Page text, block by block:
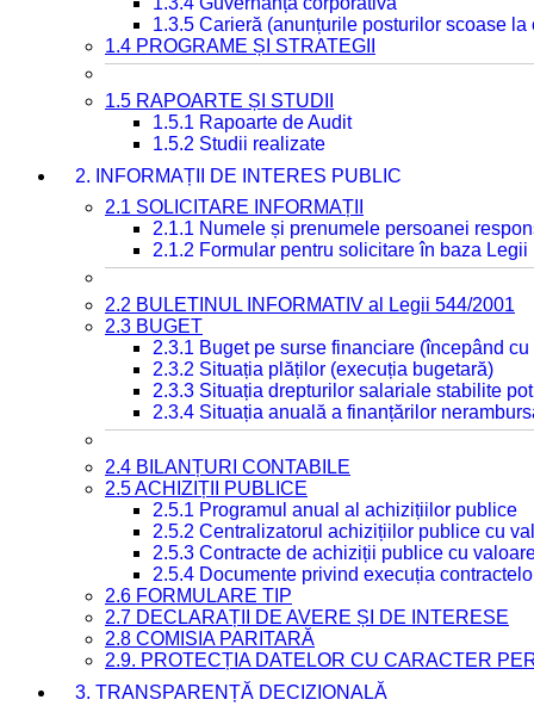
1.3.5 Carieră (anunțurile posturilor scoase la
1.4 PROGRAME ȘI STRATEGII
1.5 RAPOARTE ȘI STUDII
1.5.1 Rapoarte de Audit
1.5.2 Studii realizate
2. INFORMAȚII DE INTERES PUBLIC
2.1 SOLICITARE INFORMAȚII
2.1.1 Numele și prenumele persoanei
2.1.2 Formular pentru solicitare în baza Legii
2.2 BULETINUL INFORMATIV al Legii 544/2001
2.3 BUGET
2.3.1 Buget pe surse financiare (începând
2.3.2 Situația plăților (execuția bugetară)
2.3.3 Situația drepturilor salariale stabilite
2.3.4 Situația anuală a finanțărilor
2.4 BILANȚURI CONTABILE
2.5 ACHIZIȚII PUBLICE
2.5.1 Programul anual al achizițiilor publice
2.5.2 Centralizatorul achizițiilor publice cu
2.5.3 Contracte de achiziții publice cu
2.5.4 Documente privind execuția
2.6 FORMULARE TIP
2.7 DECLARAȚII DE AVERE ȘI DE INTERESE
2.8 COMISIA PARITARĂ
2.9. PROTECȚIA DATELOR CU CARACTER
3. TRANSPARENȚĂ DECIZIONALĂ